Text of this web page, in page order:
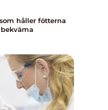
håller fötterna